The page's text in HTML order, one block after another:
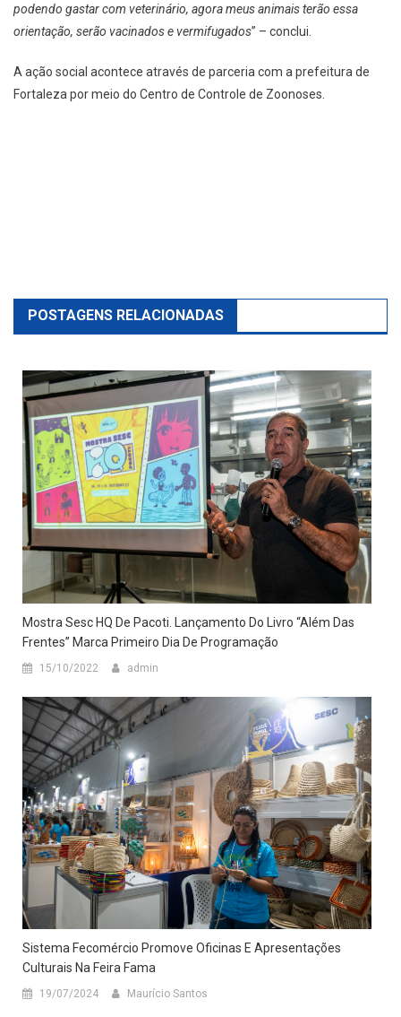
podendo gastar com veterinário, agora meus animais terão essa
orientação, serão vacinados e vermifugados” – conclui.
A ação social acontece através de parceria com a prefeitura de
Fortaleza por meio do Centro de Controle de Zoonoses.
POSTAGENS RELACIONADAS
Mostra Sesc HQ De Pacoti. Lançamento Do Livro “Além Das
Frentes” Marca Primeiro Dia De Programação
15/10/2022 admin
Sistema Fecomércio Promove Oficinas E Apresentações
Culturais Na Feira Fama
19/07/2024 Maurício Santos